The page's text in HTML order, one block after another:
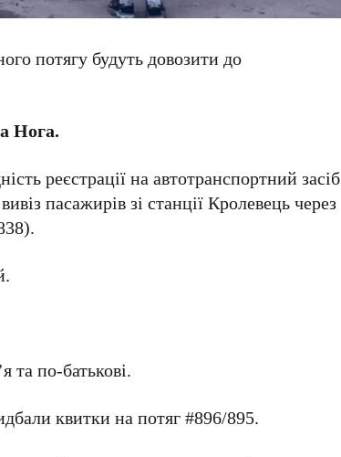
потягу будуть довозити до
Нога.
реєстрації на автотранспортний засіб
пасажирів зі станції Кролевець через
та по-батькові.
квитки на потяг #896/895.